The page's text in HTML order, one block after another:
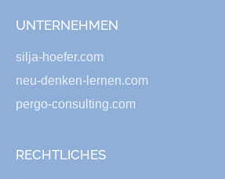
UNTERNEHMEN
silja-hoefer.com
neu-denken-lernen.com
pergo-consulting.com
RECHTLICHES